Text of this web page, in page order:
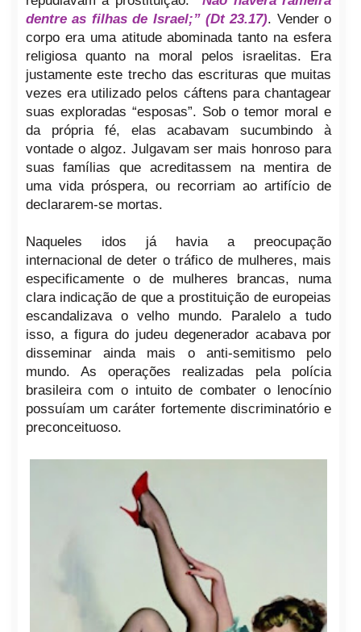
dentre as filhas de Israel;” (Dt 23.17). Vender o
corpo era uma atitude abominada tanto na esfera
religiosa quanto na moral pelos israelitas. Era
justamente este trecho das escrituras que muitas
vezes era utilizado pelos cáftens para chantagear
suas exploradas “esposas”. Sob o temor moral e
da própria fé, elas acabavam sucumbindo à
vontade o algoz. Julgavam ser mais honroso para
suas famílias que acreditassem na mentira de
uma vida próspera, ou recorriam ao artifício de
declararem-se mortas.
Naqueles idos já havia a preocupação
internacional de deter o tráfico de mulheres, mais
especificamente o de mulheres brancas, numa
clara indicação de que a prostituição de europeias
escandalizava o velho mundo. Paralelo a tudo
isso, a figura do judeu degenerador acabava por
disseminar ainda mais o anti-semitismo pelo
mundo. As operações realizadas pela polícia
brasileira com o intuito de combater o lenocínio
possuíam um caráter fortemente discriminatório e
preconceituoso.